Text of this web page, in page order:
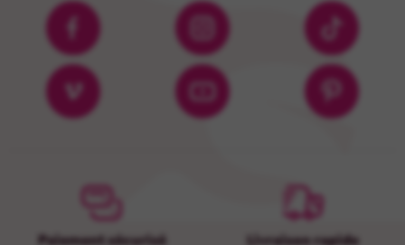
Paiement sécurisé Livraison rapide